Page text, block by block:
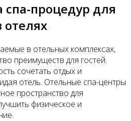
процедур для
в отельных комплексах,
преимуществ для гостей.
сочетать отдых и
отель. Отельные спа-центры
пространство для
физическое и